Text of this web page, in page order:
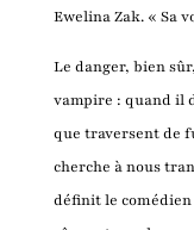
Ewelina Zak. « Sa
Le danger, bien
vampire : quand il
que traversent de
cherche à nous
définit le comédien